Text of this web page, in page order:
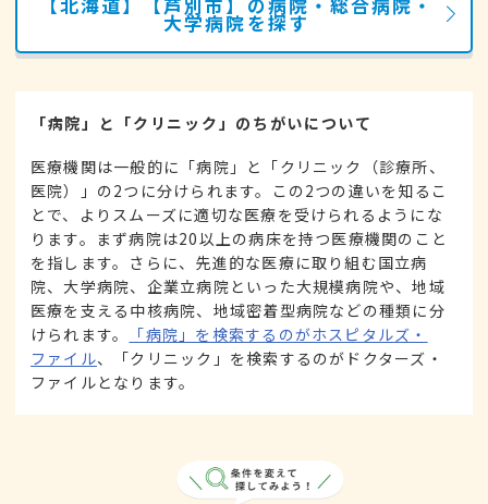
大学病院を探す
「病院」と「クリニック」のちがいについて
医療機関は一般的に「病院」と「クリニック（診療所、
医院）」の2つに分けられます。この2つの違いを知るこ
とで、よりスムーズに適切な医療を受けられるようにな
ります。まず病院は20以上の病床を持つ医療機関のこと
を指します。さらに、先進的な医療に取り組む国立病
院、大学病院、企業立病院といった大規模病院や、地域
医療を支える中核病院、地域密着型病院などの種類に分
けられます。
「病院」を検索するのがホスピタルズ・
ファイル、「クリニック」を検索するのがドクターズ・
ファイルとなります。